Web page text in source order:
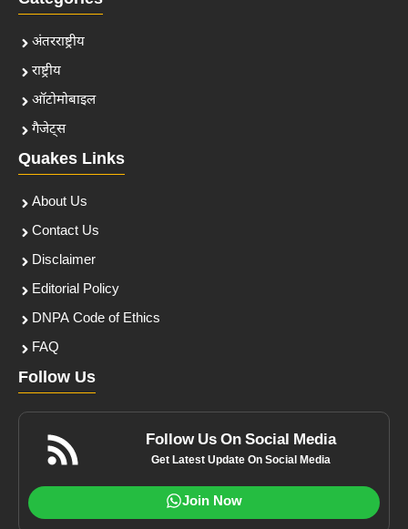
अंतरराष्ट्रीय
राष्ट्रीय
ऑटोमोबाइल
गैजेट्स
Quakes Links
About Us
Contact Us
Disclaimer
Editorial Policy
DNPA Code of Ethics
FAQ
Follow Us
Follow Us On Social Media
Get Latest Update On Social Media
Join Now